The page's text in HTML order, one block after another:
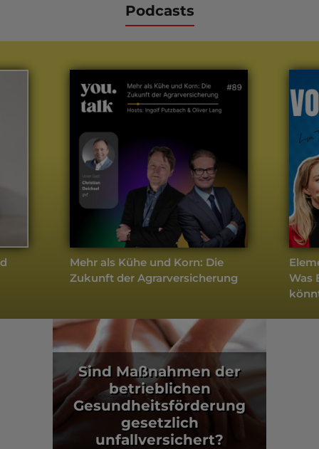
Podcasts
Mehr als Kühe und Korn: Die
Zukunft der Agrarversicherung
Was
weitere Podcasts
Komposit- Aktuell
Sind Maßnahmen der
betrieblichen
Gesundheitsförderung
gesetzlich
unfallversichert?